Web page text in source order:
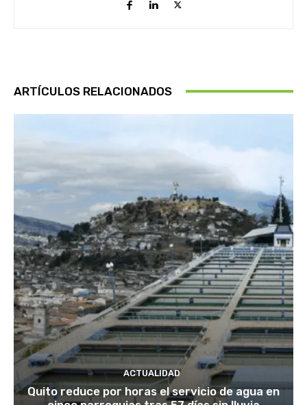
ARTÍCULOS RELACIONADOS
ACTUALIDAD
Quito reduce por horas el servicio de agua en